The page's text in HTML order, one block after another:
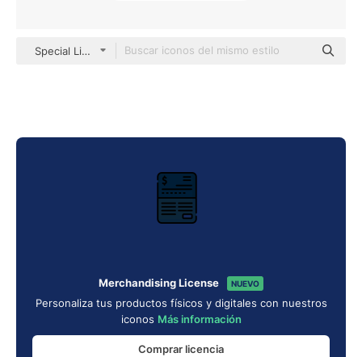
Special Lineal color
Merchandising License NUEVO
Personaliza tus productos físicos y digitales con nuestros
iconos Más información
Comprar licencia